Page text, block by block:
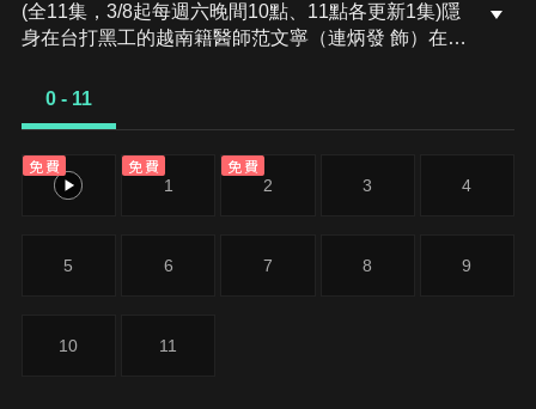
(全11集，3/8起每週六晚間10點、11點各更新1集)隱
身在台打黑工的越南籍醫師范文寧（連炳發 飾）在一
攜手救治病患，卻也因此捲入醫療爭議被迫逃亡，面
台劇《The Outlaw Doctor 化外之醫》由張鈞甯、連
炳發、楊一展、許安植、夏騰宏、蔡亘晏共同主演，
0 - 11
免費
0
免費
1
免費
2 3 4
5 6 7 8 9
10 11